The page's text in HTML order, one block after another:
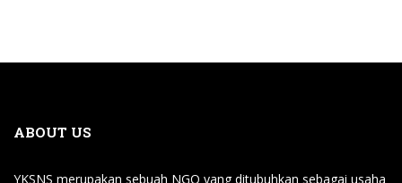
ABOUT US
YKSNS merupakan sebuah NGO yang ditubuhkan sebagai usaha